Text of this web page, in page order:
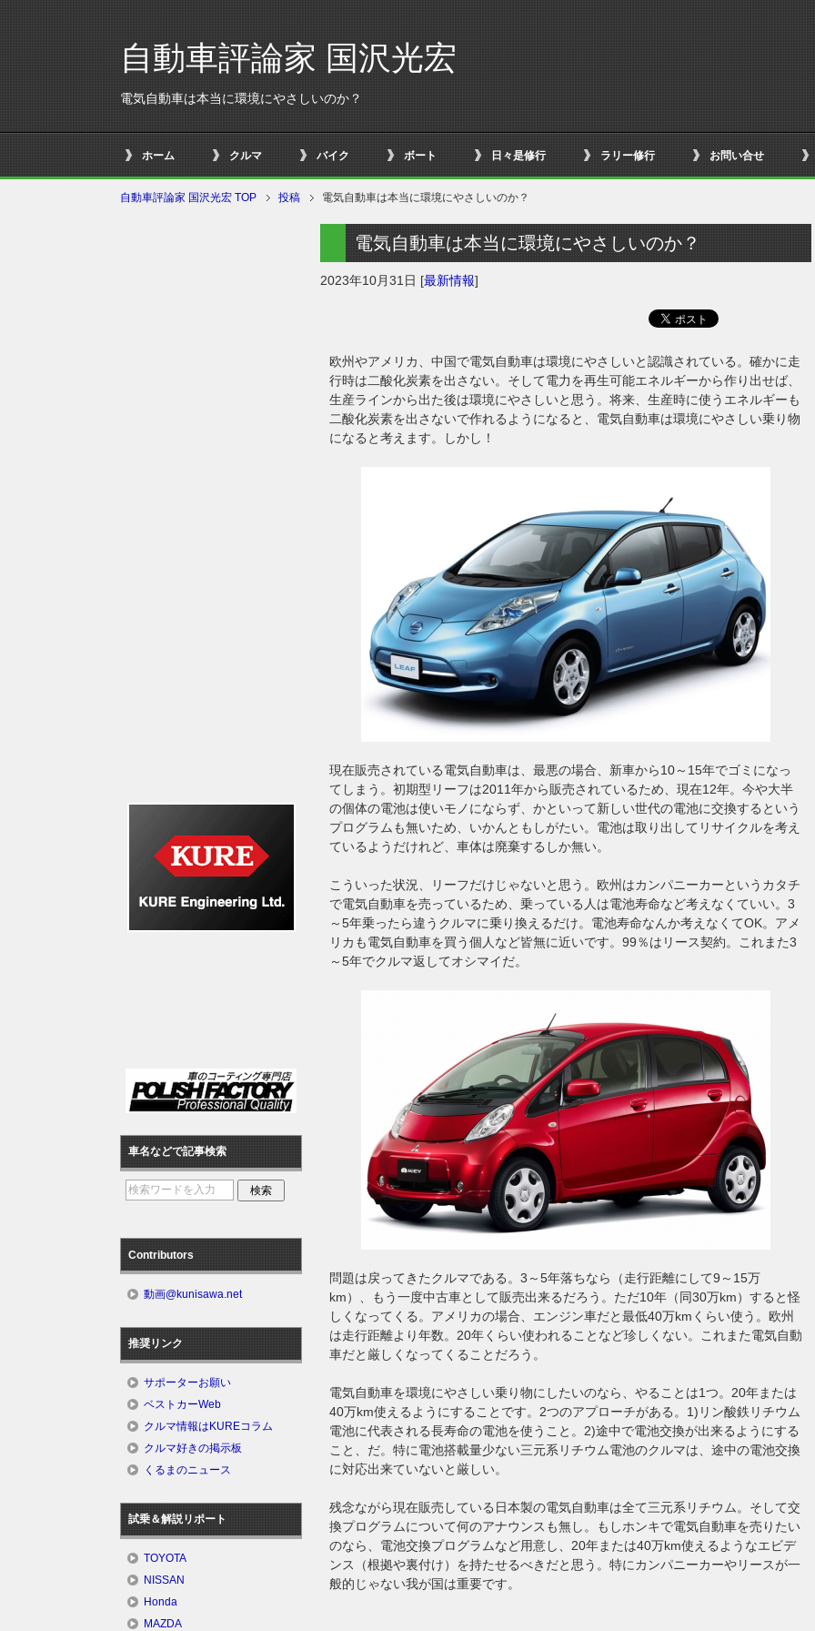
自動車評論家 国沢光宏
電気自動車は本当に環境にやさしいのか？
ホーム クルマ バイク ボート 日々是修行 ラリー修行 お問い合せ
自動車評論家 国沢光宏 TOP 投稿 電気自動車は本当に環境にやさしいのか？
電気自動車は本当に環境にやさしいのか？
2023年10月31日 [最新情報]
欧州やアメリカ、中国で電気自動車は環境にやさしいと認識されている。確かに走
行時は二酸化炭素を出さない。そして電力を再生可能エネルギーから作り出せば、
生産ラインから出た後は環境にやさしいと思う。将来、生産時に使うエネルギーも
二酸化炭素を出さないで作れるようになると、電気自動車は環境にやさしい乗り物
になると考えます。しかし！
現在販売されている電気自動車は、最悪の場合、新車から10～15年でゴミになっ
てしまう。初期型リーフは2011年から販売されているため、現在12年。今や大半
の個体の電池は使いモノにならず、かといって新しい世代の電池に交換するという
プログラムも無いため、いかんともしがたい。電池は取り出してリサイクルを考え
ているようだけれど、車体は廃棄するしか無い。
こういった状況、リーフだけじゃないと思う。欧州はカンパニーカーというカタチ
で電気自動車を売っているため、乗っている人は電池寿命など考えなくていい。3
～5年乗ったら違うクルマに乗り換えるだけ。電池寿命なんか考えなくてOK。アメ
リカも電気自動車を買う個人など皆無に近いです。99％はリース契約。これまた3
～5年でクルマ返してオシマイだ。
問題は戻ってきたクルマである。3～5年落ちなら（走行距離にして9～15万
km）、もう一度中古車として販売出来るだろう。ただ10年（同30万km）すると怪
しくなってくる。アメリカの場合、エンジン車だと最低40万kmくらい使う。欧州
は走行距離より年数。20年くらい使われることなど珍しくない。これまた電気自動
車だと厳しくなってくることだろう。
電気自動車を環境にやさしい乗り物にしたいのなら、やることは1つ。20年または
40万km使えるようにすることです。2つのアプローチがある。1)リン酸鉄リチウム
電池に代表される長寿命の電池を使うこと。2)途中で電池交換が出来るようにする
こと、だ。特に電池搭載量少ない三元系リチウム電池のクルマは、途中の電池交換
に対応出来ていないと厳しい。
残念ながら現在販売している日本製の電気自動車は全て三元系リチウム。そして交
換プログラムについて何のアナウンスも無し。もしホンキで電気自動車を売りたい
のなら、電池交換プログラムなど用意し、20年または40万km使えるようなエビデ
ンス（根拠や裏付け）を持たせるべきだと思う。特にカンパニーカーやリースが一
般的じゃない我が国は重要です。
車名などで記事検索
Contributors
動画@kunisawa.net
推奨リンク
サポーターお願い
ベストカーWeb
クルマ情報はKUREコラム
クルマ好きの掲示板
くるまのニュース
試乗＆解説リポート
TOYOTA
NISSAN
Honda
MAZDA